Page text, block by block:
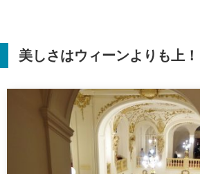
美しさはウィーンよりも上！